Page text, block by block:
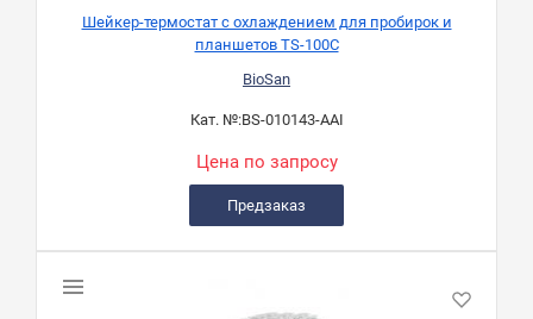
Шейкер-термостат с охлаждением для пробирок и
планшетов TS-100C
BioSan
Кат. №:BS-010143-AAI
Цена по запросу
Предзаказ